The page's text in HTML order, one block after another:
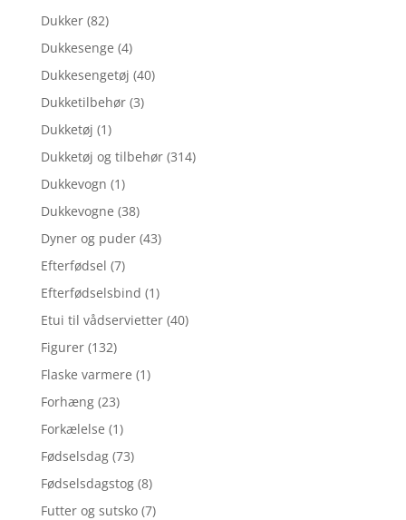
Dukker (82)
Dukkesenge (4)
Dukkesengetøj (40)
Dukketilbehør (3)
Dukketøj (1)
Dukketøj og tilbehør (314)
Dukkevogn (1)
Dukkevogne (38)
Dyner og puder (43)
Efterfødsel (7)
Efterfødselsbind (1)
Etui til vådservietter (40)
Figurer (132)
Flaske varmere (1)
Forhæng (23)
Forkælelse (1)
Fødselsdag (73)
Fødselsdagstog (8)
Futter og sutsko (7)